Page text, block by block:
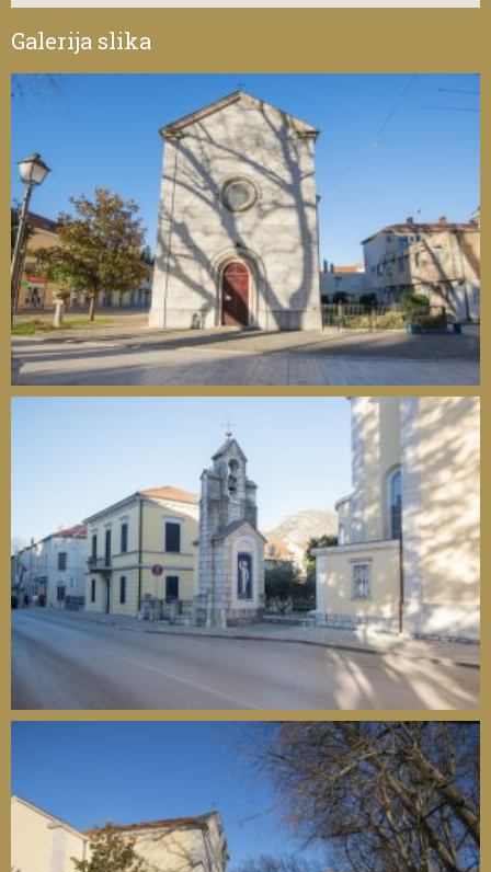
Galerija slika